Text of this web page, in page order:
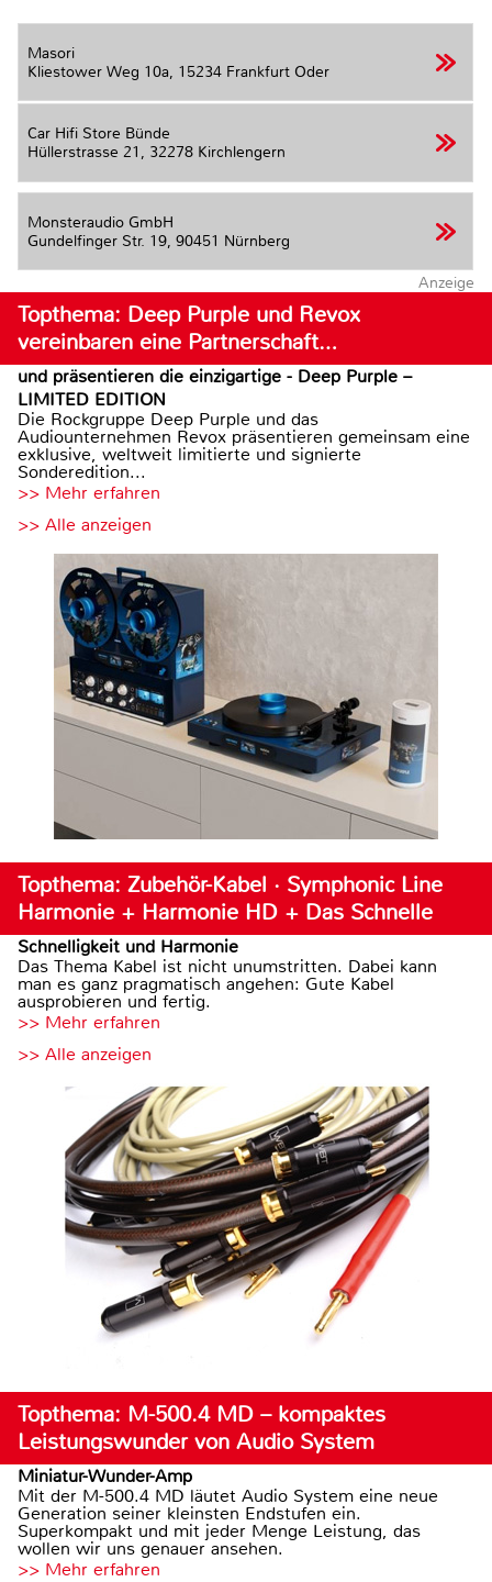
Masori
Kliestower Weg 10a, 15234 Frankfurt Oder
Car Hifi Store Bünde
Hüllerstrasse 21, 32278 Kirchlengern
Monsteraudio GmbH
Gundelfinger Str. 19, 90451 Nürnberg
Anzeige
Topthema: Deep Purple und Revox
vereinbaren eine Partnerschaft…
und präsentieren die einzigartige - Deep Purple –
LIMITED EDITION
Die Rockgruppe Deep Purple und das
Audiounternehmen Revox präsentieren gemeinsam eine
exklusive, weltweit limitierte und signierte
Sonderedition...
>> Mehr erfahren
>> Alle anzeigen
Topthema: Zubehör-Kabel · Symphonic Line
Harmonie + Harmonie HD + Das Schnelle
Schnelligkeit und Harmonie
Das Thema Kabel ist nicht unumstritten. Dabei kann
man es ganz pragmatisch angehen: Gute Kabel
ausprobieren und fertig.
>> Mehr erfahren
>> Alle anzeigen
Topthema: M-500.4 MD – kompaktes
Leistungswunder von Audio System
Miniatur-Wunder-Amp
Mit der M-500.4 MD läutet Audio System eine neue
Generation seiner kleinsten Endstufen ein.
Superkompakt und mit jeder Menge Leistung, das
wollen wir uns genauer ansehen.
>> Mehr erfahren